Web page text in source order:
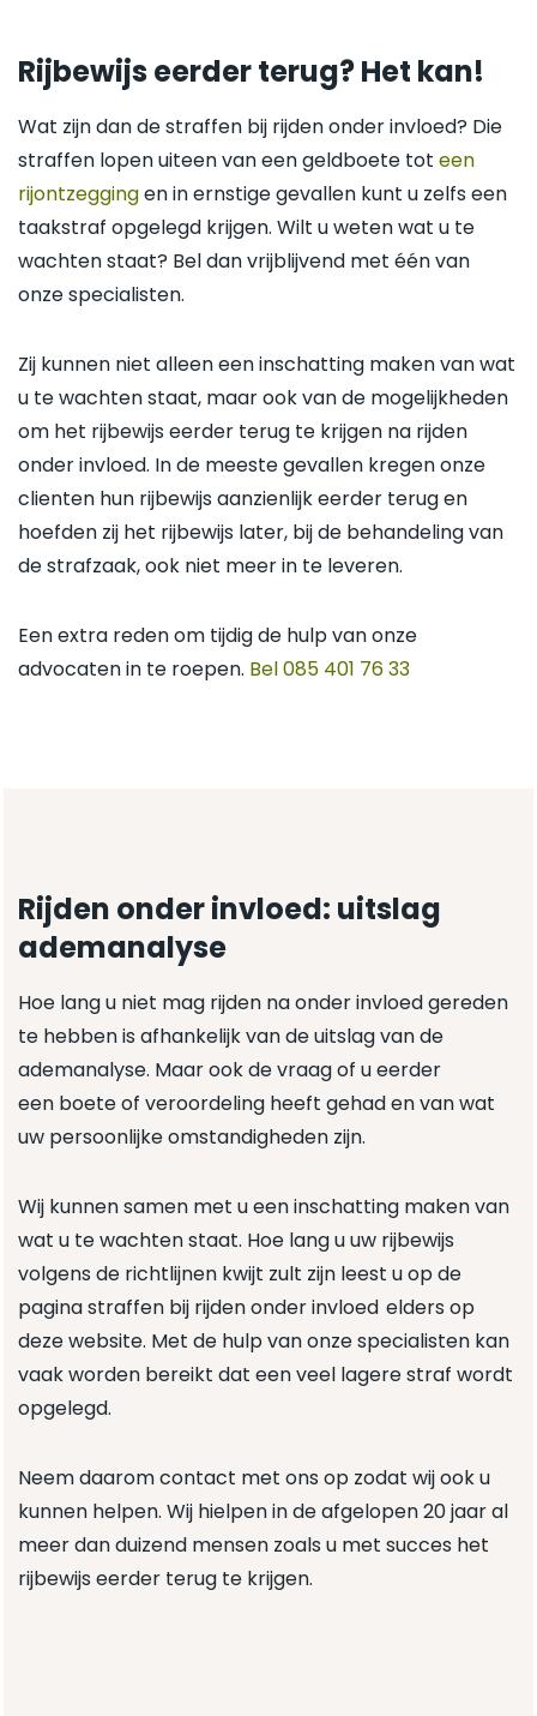
Rijbewijs eerder terug? Het kan!
Wat zijn dan de straffen bij rijden onder invloed? Die
straffen lopen uiteen van een geldboete tot een
rijontzeggingen in ernstige gevallen kunt u zelfs een
taakstraf opgelegd krijgen. Wilt u weten wat u te
wachten staat? Bel dan vrijblijvend met één van
onze specialisten.
Zij kunnen niet alleen een inschatting maken van wat
u te wachten staat, maar ook van de mogelijkheden
om het rijbewijs eerder terug te krijgen na rijden
onder invloed. In de meeste gevallen kregen onze
clienten hun rijbewijs aanzienlijk eerder terug en
hoefden zij het rijbewijs later, bij de behandeling van
de strafzaak, ook niet meer in te leveren.
Een extra reden om tijdig de hulp van onze
advocaten in te roepen. Bel 085 401 76 33
Rijden onder invloed: uitslag
ademanalyse
Hoe lang u niet mag rijden na onder invloed gereden
te hebben is afhankelijk van de uitslag van de
ademanalyse. Maar ook de vraag of u eerder
een boete of veroordeling heeft gehad en van wat
uw persoonlijke omstandigheden zijn.
Wij kunnen samen met u een inschatting maken van
wat u te wachten staat. Hoe lang u uw rijbewijs
volgens de richtlijnen kwijt zult zijn leest u op de
paginastraffen bij rijden onder invloed elders op
deze website. Met de hulp van onze specialisten kan
vaak worden bereikt dat een veel lagere straf wordt
opgelegd.
Neem daarom contact met ons op zodat wij ook u
kunnen helpen. Wij hielpen in de afgelopen 20 jaar al
meer dan duizend mensen zoals u met succes het
rijbewijs eerder terug te krijgen.